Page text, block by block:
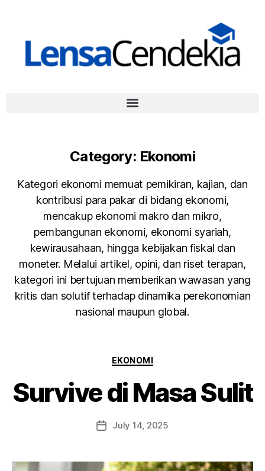
Category: Ekonomi
Kategori ekonomi memuat pemikiran, kajian, dan
kontribusi para pakar di bidang ekonomi,
mencakup ekonomi makro dan mikro,
pembangunan ekonomi, ekonomi syariah,
kewirausahaan, hingga kebijakan fiskal dan
moneter. Melalui artikel, opini, dan riset terapan,
kategori ini bertujuan memberikan wawasan yang
kritis dan solutif terhadap dinamika perekonomian
nasional maupun global.
EKONOMI
Survive di Masa Sulit
July 14, 2025